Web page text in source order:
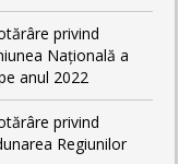
privind
Națională a
anul 2022
privind
Regiunilor